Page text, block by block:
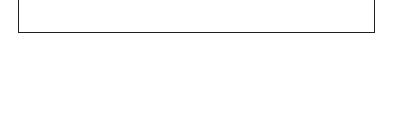
ΚΟΙΝΩΝΙΑ, ΤΟΠΙΚΗ ΑΥΤΟΔΙΟΙΚΗΣΗ, ΥΠΟΔΟΜΕΣ